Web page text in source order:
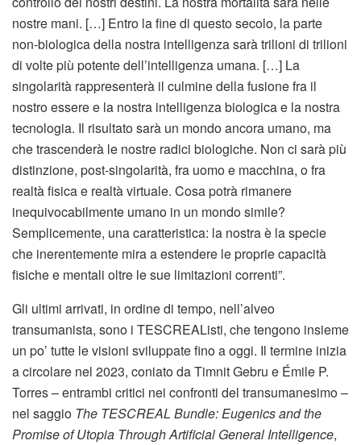
nostre mani. […] Entro la fine di questo secolo, la parte
non-biologica della nostra intelligenza sarà trilioni di trilioni
di volte più potente dell’intelligenza umana. […] La
singolarità rappresenterà il culmine della fusione fra il
nostro essere e la nostra intelligenza biologica e la nostra
tecnologia. Il risultato sarà un mondo ancora umano, ma
che trascenderà le nostre radici biologiche. Non ci sarà più
distinzione, post-singolarità, fra uomo e macchina, o fra
realtà fisica e realtà virtuale. Cosa potrà rimanere
inequivocabilmente umano in un mondo simile?
Semplicemente, una caratteristica: la nostra è la specie
che inerentemente mira a estendere le proprie capacità
fisiche e mentali oltre le sue limitazioni correnti”.
Gli ultimi arrivati, in ordine di tempo, nell’alveo
transumanista, sono i TESCREAListi, che tengono insieme
un po’ tutte le visioni sviluppate fino a oggi. Il termine inizia
a circolare nel 2023, coniato da Timnit Gebru e Émile P.
Torres – entrambi critici nei confronti del transumanesimo –
nel saggio The TESCREAL Bundle: Eugenics and the
Promise of Utopia Through Artificial General Intelligence,